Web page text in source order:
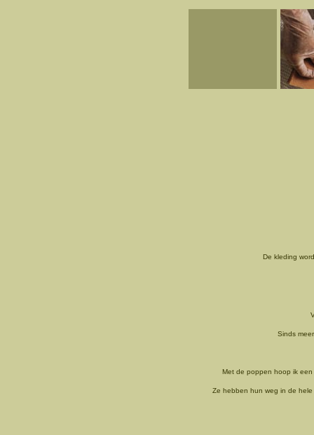
De kleding
Sinds
Met de poppen hoop ik een
Ze hebben hun weg in de